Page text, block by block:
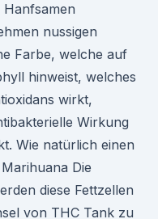
nussigen
Farbe, welche auf
hinweist, welches
wirkt,
Wirkung
Wie natürlich einen
Die
diese Fettzellen
von THC Tank zu